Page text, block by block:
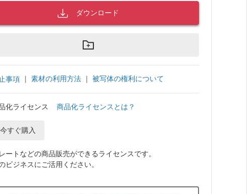
ダウンロード
事項 ｜ 素材の利用方法 ｜ 被写体の権利について
化ライセンス 商品化ライセンスとは？
今すぐ購入
ートなどの商品販売ができるライセンスです。
ビジネスにご活用ください。